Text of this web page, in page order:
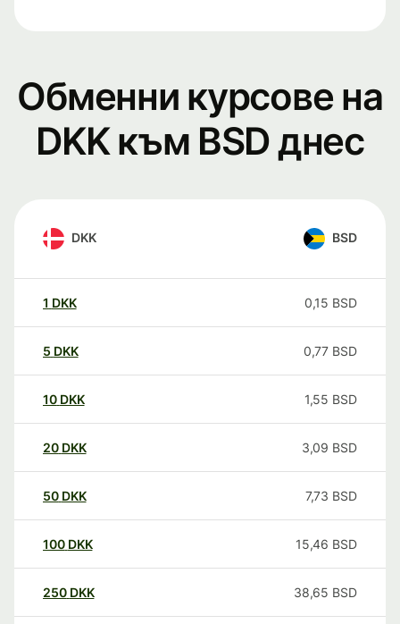
Обменни курсове на
DKK към BSD днес
DKK BSD
1 DKK 0,15 BSD
5 DKK 0,77 BSD
10 DKK 1,55 BSD
20 DKK 3,09 BSD
50 DKK 7,73 BSD
100 DKK 15,46 BSD
250 DKK 38,65 BSD